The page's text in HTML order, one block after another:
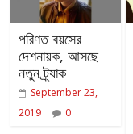
পরিণত বয়সের
দেশনায়ক, আসছে
নতুন ট্র্যাক
September 23,
2019
0